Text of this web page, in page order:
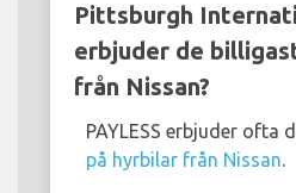
Pittsburgh
erbjuder de
från Nissan?
PAYLESS erbjuder ofta
på hyrbilar från Nissan.